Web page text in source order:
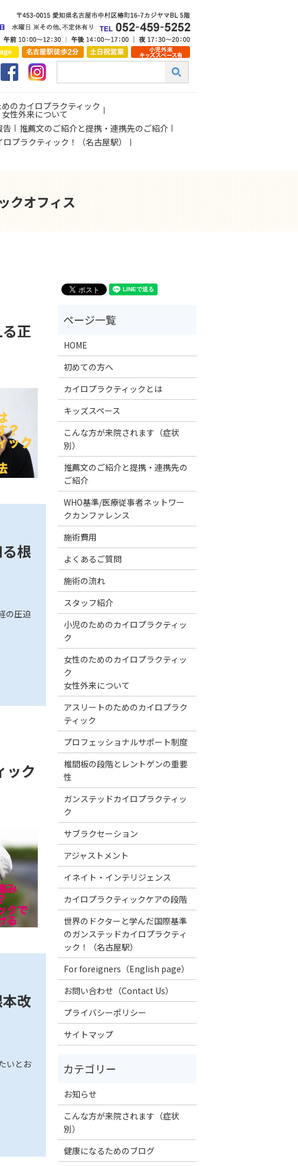
のカイロプラクティック
女性外来について
告
推薦文のご紹介と提携・連携先のご紹介
プラクティック！（名古屋駅）
クオフィス
正
根
の圧迫
ック
改
いとお
HOME
初めての方へ
カイロプラクティックとは
キッズスペース
こんな方が来院されます（症状
別）
推薦文のご紹介と提携・連携先の
ご紹介
WHO基準/医療従事者ネットワー
クカンファレンス
施術費用
よくあるご質問
施術の流れ
スタッフ紹介
小児のためのカイロプラクティッ
ク
女性のためのカイロプラクティッ
ク
女性外来について
アスリートのためのカイロプラク
ティック
プロフェッショナルサポート制度
椎間板の段階とレントゲンの重要
性
ガンステッドカイロプラクティッ
ク
サブラクセーション
アジャストメント
イネイト・インテリジェンス
カイロプラクティックケアの段階
世界のドクターと学んだ国際基準
のガンステッドカイロプラクティ
ック！（名古屋駅）
For foreigners（English page）
お問い合わせ（Contact Us）
プライバシーポリシー
サイトマップ
お知らせ
こんな方が来院されます（症状
別）
健康になるためのブログ